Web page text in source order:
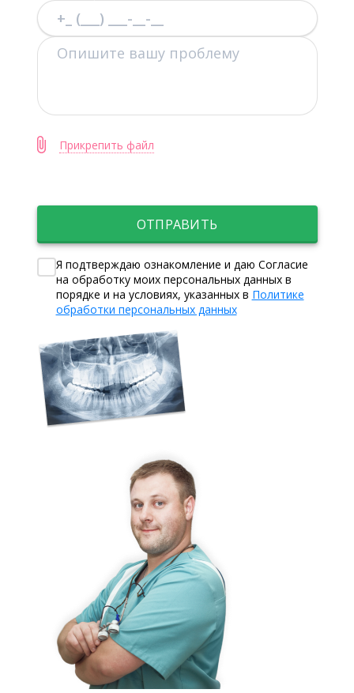
Прикрепить файл
ОТПРАВИТЬ
Я подтверждаю ознакомление и даю Согласие
на обработку моих персональных данных в
порядке и на условиях, указанных в Политике
обработки персональных данных